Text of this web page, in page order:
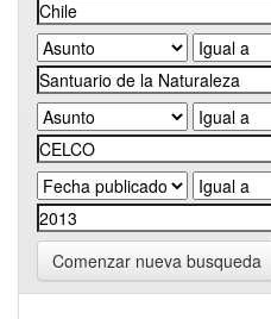
Comenzar nueva busqueda